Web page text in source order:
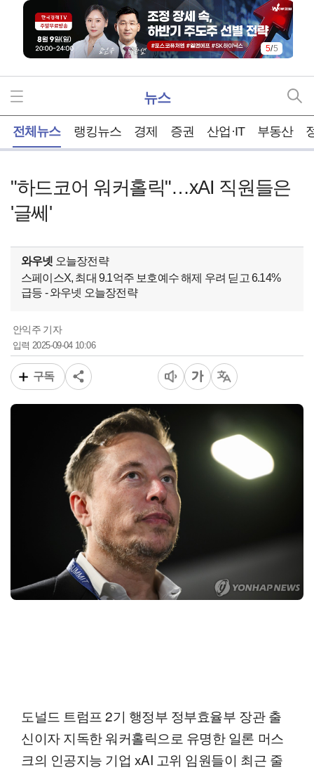
5/5
뉴스
전체뉴스 랭킹뉴스 경제 증권 산업·IT 부동산
"하드코어 워커홀릭"…xAI 직원들은
'글쎄'
와우넷 오늘장전략
스페이스X, 최대 9.1억주 보호예수 해제 우려 딛고 6.14%
급등 - 와우넷 오늘장전략
안익주 기자
입력2025-09-04 10:06
구독
도널드 트럼프 2기 행정부 정부효율부 장관 출
신이자 지독한 워커홀릭으로 유명한 일론 머스
크의 인공지능 기업 xAI 고위 임원들이 최근 줄